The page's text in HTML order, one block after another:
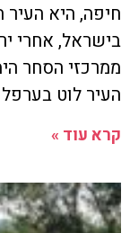
חיפה, היא העיר
בישראל, אחרי
ממרכזי הסחר
העיר לוט
קרא עוד »